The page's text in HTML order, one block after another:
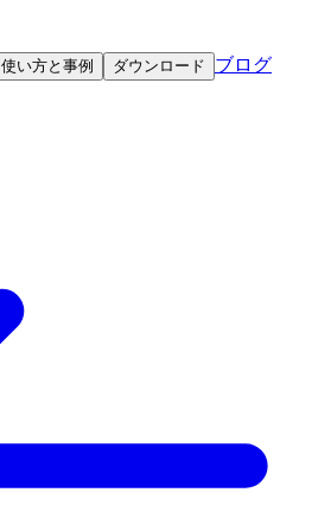
使い方と事例 ダウンロード ブログ